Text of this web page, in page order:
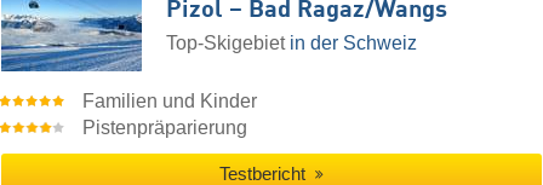
Pizol – Bad Ragaz/​Wangs
Top-Skigebiet in der Schweiz
Familien und Kinder
Pistenpräparierung
Testbericht